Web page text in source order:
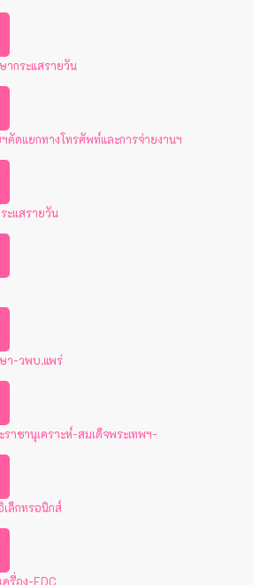
ากระแสรายวัน
คัดแยกทางโทรศัพท์และการจ่ายงานฯ
ะแสรายวัน
า-วพบ.แพร่
าชานุเคราะห์-สมเด็จพระเทพฯ-
ล็กทรอนิกส์
รื่อง-EDC